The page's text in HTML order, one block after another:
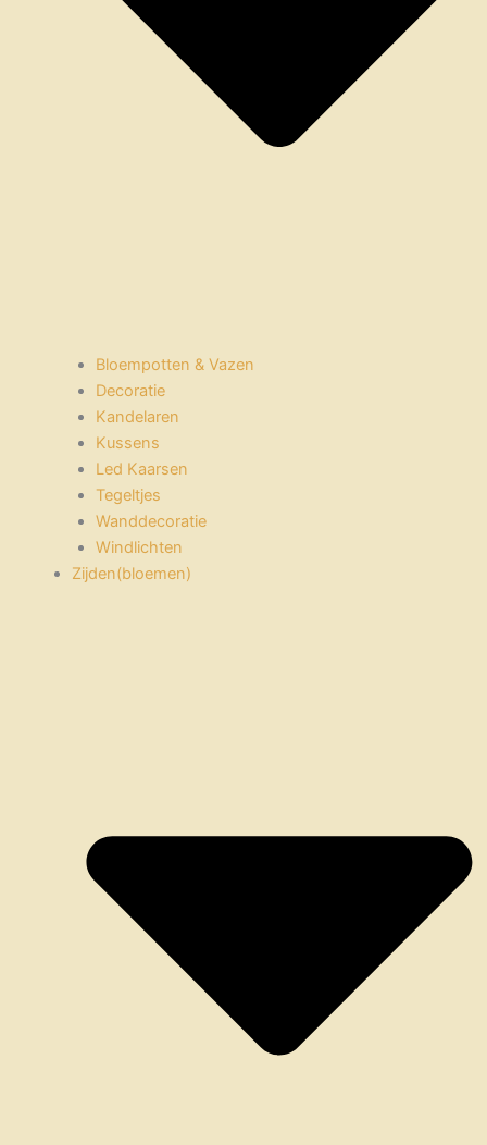
Bloempotten & Vazen
Decoratie
Kandelaren
Kussens
Led Kaarsen
Tegeltjes
Wanddecoratie
Windlichten
Zijden(bloemen)